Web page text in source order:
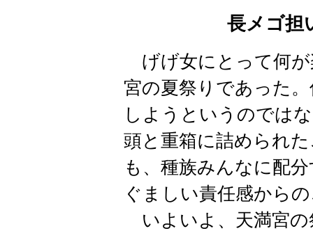
長メゴ担
げげ女にとって何が
宮の夏祭りであった
しようというのでは
頭と重箱に詰められ
も、種族みんなに配
ぐましい責任感から
いよいよ、天満宮の